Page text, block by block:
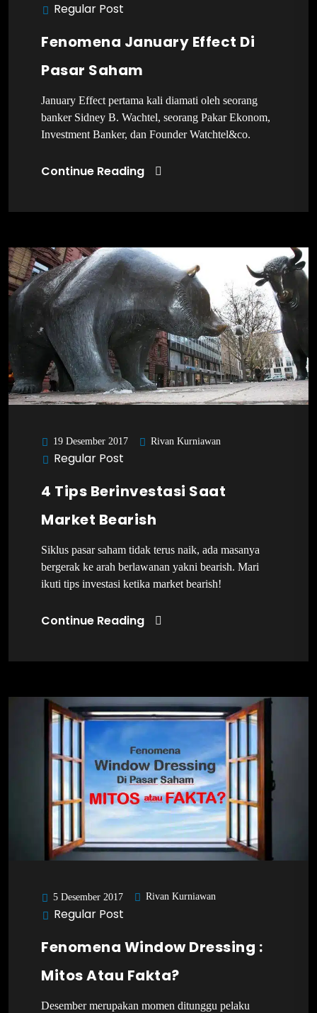
Regular Post
Fenomena January Effect Di
Pasar Saham
January Effect pertama kali diamati oleh seorang
banker Sidney B. Wachtel, seorang Pakar Ekonom,
Investment Banker, dan Founder Watchtel&co.
Continue Reading
19 Desember 2017 Rivan Kurniawan
Regular Post
4 Tips Berinvestasi Saat
Market Bearish
Siklus pasar saham tidak terus naik, ada masanya
bergerak ke arah berlawanan yakni bearish. Mari
ikuti tips investasi ketika market bearish!
Continue Reading
5 Desember 2017 Rivan Kurniawan
Regular Post
Fenomena Window Dressing :
Mitos Atau Fakta?
Desember merupakan momen ditunggu pelaku